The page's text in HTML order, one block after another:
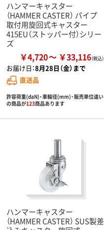
ハンマーキャスター
（HAMMER CASTER） パイプ
取付用旋回式キャスター
415EU（ストッパー付）シリー
ズ
￥4,720 ￥33,116
お届け日：8月28日（金）まで
直送品
許容荷重(daN)・車輪径(mm)・販売単位違い
の商品が123商品あります
ハンマーキャスター
（HAMMER CASTER） SUS製差